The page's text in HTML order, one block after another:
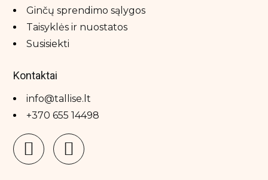
Ginčų sprendimo sąlygos
Taisyklės ir nuostatos
Susisiekti
Kontaktai
info@tallise.lt
+370 655 14498